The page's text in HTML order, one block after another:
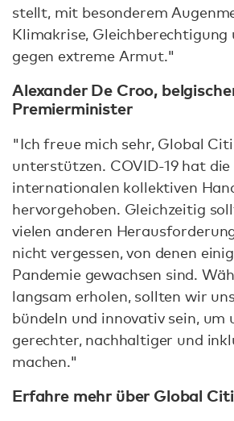
stellt, mit besonderem
Klimakrise, Gleichberechtigung
gegen extreme Armut."
Alexander De Croo,
Premierminister
"Ich freue mich sehr, Global
unterstützen. COVID-19 hat
internationalen kollektiven
hervorgehoben. Gleichzeitig
vielen anderen
nicht vergessen, von denen
Pandemie gewachsen sind.
langsam erholen, sollten wir
bündeln und innovativ sein, um
gerechter, nachhaltiger und
machen."
Erfahre mehr über Global